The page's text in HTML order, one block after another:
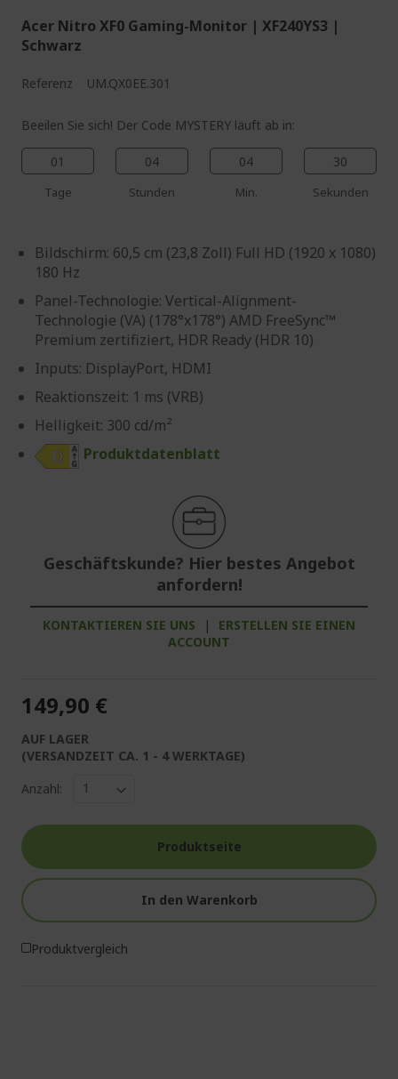
Acer Nitro XF0 Gaming-Monitor | XF240YS3 |
Schwarz
Referenz UM.QX0EE.301
Beeilen Sie sich! Der Code MYSTERY läuft ab in:
01
Tage
04
Stunden
04
Min.
29
Sekunden
Bildschirm: 60,5 cm (23,8 Zoll) Full HD (1920 x 1080)
180 Hz
Panel-Technologie: Vertical-Alignment-
Technologie (VA) (178°x178°) AMD FreeSync™
Premium zertifiziert, HDR Ready (HDR 10)
Inputs: DisplayPort, HDMI
Reaktionszeit: 1 ms (VRB)
Helligkeit: 300 cd/m²
Produktdatenblatt
Geschäftskunde? Hier bestes Angebot
anfordern!
KONTAKTIEREN SIE UNS |
ERSTELLEN SIE EINEN
ACCOUNT
149,90 €
AUF LAGER
(VERSANDZEIT CA. 1 - 4 WERKTAGE)
Anzahl:
Produktseite
In den Warenkorb
Produktvergleich